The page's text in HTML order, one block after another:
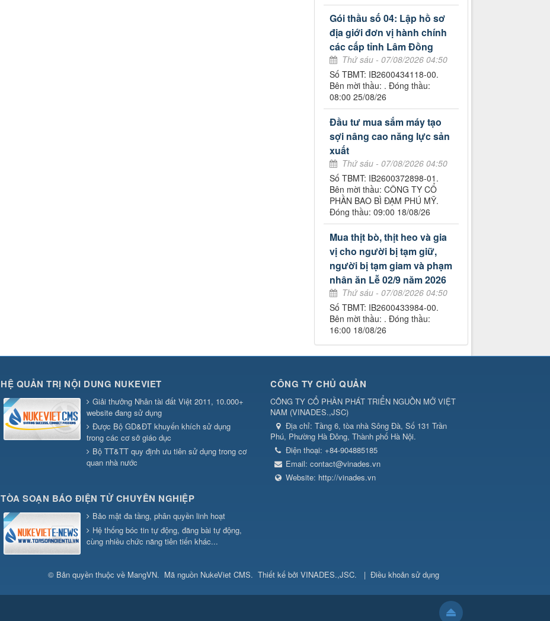
Gói thầu số 04: Lập hồ sơ
địa giới đơn vị hành chính
các cấp tỉnh Lâm Đồng
Thứ sáu - 07/08/2026 04:50
Số TBMT: IB2600434118-00.
Bên mời thầu: . Đóng thầu:
08:00 25/08/26
Đầu tư mua sắm máy tạo
sợi nâng cao năng lực sản
xuất
Thứ sáu - 07/08/2026 04:50
Số TBMT: IB2600372898-01.
Bên mời thầu: CÔNG TY CỔ
PHẦN BAO BÌ ĐẠM PHÚ MỸ.
Đóng thầu: 09:00 18/08/26
Mua thịt bò, thịt heo và gia
vị cho người bị tạm giữ,
người bị tạm giam và phạm
nhân ăn Lễ 02/9 năm 2026
Thứ sáu - 07/08/2026 04:50
Số TBMT: IB2600433984-00.
Bên mời thầu: . Đóng thầu:
16:00 18/08/26
HỆ QUẢN TRỊ NỘI DUNG NUKEVIET
Giải thưởng Nhân tài đất Việt 2011, 10.000+
website đang sử dụng
Được Bộ GD&ĐT khuyến khích sử dụng
trong các cơ sở giáo dục
Bộ TT&TT quy định ưu tiên sử dụng trong cơ
quan nhà nước
TÒA SOẠN BÁO ĐIỆN TỬ CHUYÊN NGHIỆP
Bảo mật đa tầng, phân quyền linh hoạt
Hệ thống bóc tin tự động, đăng bài tự động,
cùng nhiều chức năng tiên tiến khác...
CÔNG TY CHỦ QUẢN
CÔNG TY CỔ PHẦN PHÁT TRIỂN NGUỒN MỞ VIỆT
NAM (VINADES.,JSC)
Địa chỉ: Tầng 6, tòa nhà Sông Đà, Số 131 Trần
Phú, Phường Hà Đông, Thành phố Hà Nội.
Điện thoại: +84-904885185
Email: contact@vinades.vn
Website: http://vinades.vn
© Bản quyền thuộc về MangVN. Mã nguồn NukeViet CMS. Thiết kế bởi VINADES.,JSC. | Điều khoản sử dụng